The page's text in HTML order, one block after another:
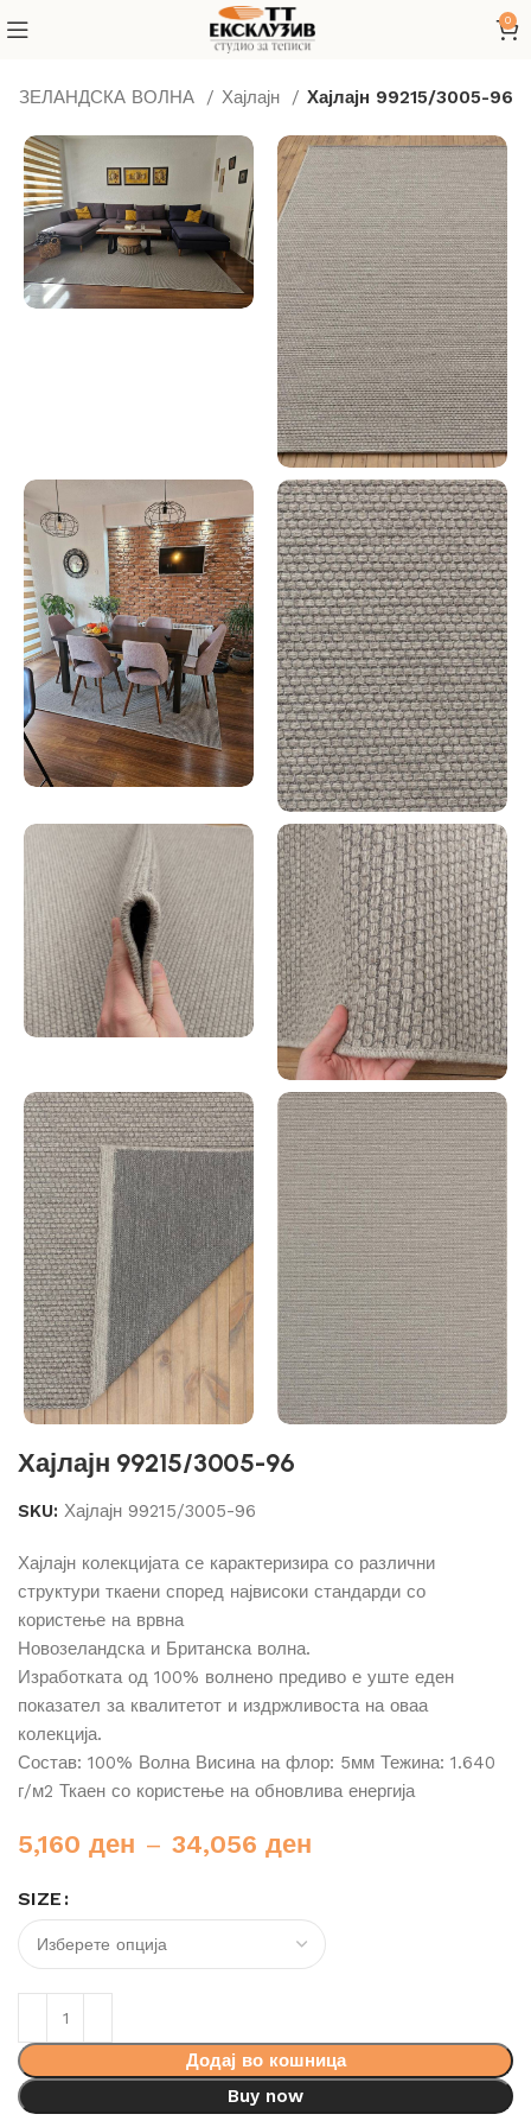
0
ВОЛНА Хајлајн Хајлајн 99215/3005-96
Хајлајн 99215/3005-96
SKU: Хајлајн 99215/3005-96
Хајлајн колекцијата се карактеризира со различни
структури ткаени според највисоки стандарди со
користење на врвна
Новозеландска и Британска волна.
Изработката од 100% волнено предиво е уште еден
показател за квалитетот и издржливоста на оваа
колекција.
Состав: 100% Волна Висина на флор: 5мм Тежина: 1.640
г/м2 Ткаен со користење на обновлива енергија
5,160 ден – 34,056 ден
SIZE
Додај во кошница
Buy now